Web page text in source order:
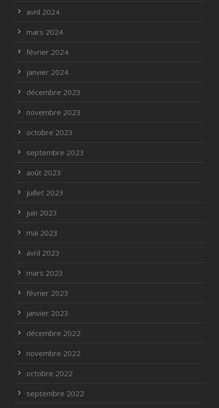
avril 2024
mars 2024
février 2024
janvier 2024
décembre 2023
novembre 2023
octobre 2023
septembre 2023
août 2023
juillet 2023
juin 2023
mai 2023
avril 2023
mars 2023
février 2023
janvier 2023
décembre 2022
novembre 2022
octobre 2022
septembre 2022